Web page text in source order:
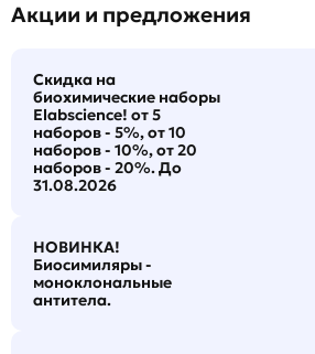
Акции и предложения
Скидка на
биохимические наборы
Elabscience! от 5
наборов - 5%, от 10
наборов - 10%, от 20
наборов - 20%. До
31.08.2026
НОВИНКА!
Биосимиляры -
моноклональные
антитела.